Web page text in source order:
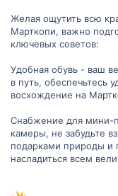
Желая ощутить всю
Марткопи, важно
ключевых советов:
Удобная обувь - ваш
в путь, обеспечьтесь
восхождение на
Снабжение для мини-
камеры, не забудьте
подарками природы и
насладиться всем